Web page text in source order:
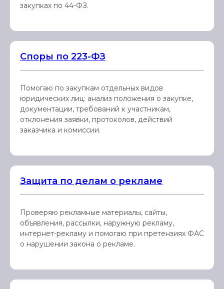
закупках по 44-ФЗ.
Споры по 223-ФЗ
Помогаю по закупкам отдельных видов
юридических лиц: анализ положения о закупке,
документации, требований к участникам,
отклонения заявки, протоколов, действий
заказчика и комиссии.
Защита по делам о рекламе
Проверяю рекламные материалы, сайты,
объявления, рассылки, наружную рекламу,
интернет-рекламу и помогаю при претензиях ФАС
о нарушении закона о рекламе.